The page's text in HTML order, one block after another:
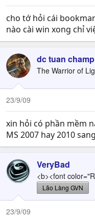
cho tớ hỏi cái
nào cài win xong chỉ
dc tuan
The Warrior of
23/9/09
xin hỏi có phần mềm
MS 2007 hay 2010
VeryBad
<b><font
Lão Làng GVN
23/9/09